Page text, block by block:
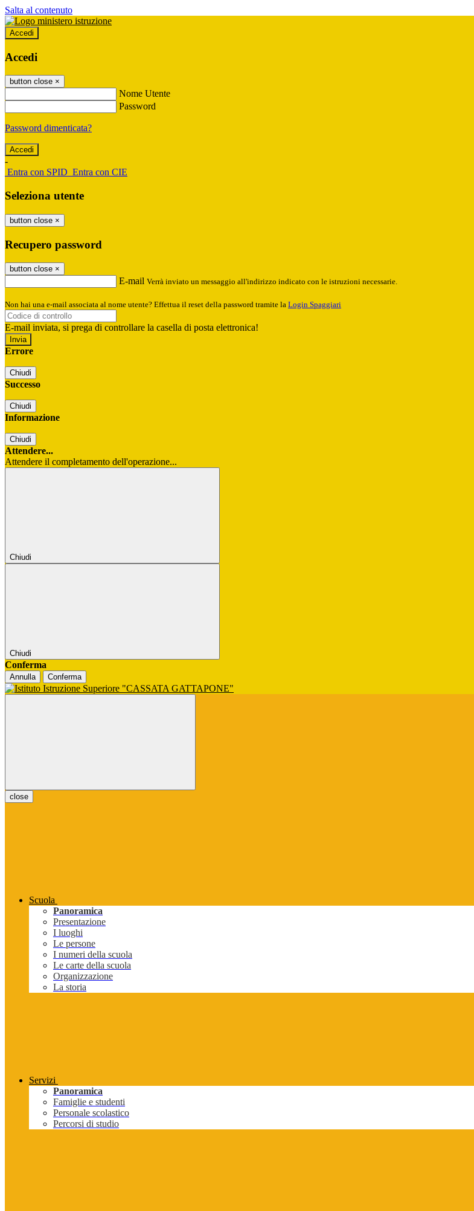
Salta al contenuto
Accedi
Accedi
button close ×
Nome Utente
Password
Password dimenticata?
-
Entra con SPID Entra con CIE
Seleziona utente
button close ×
Recupero password
button close ×
E-mail Verrà inviato un messaggio all'indirizzo indicato con le istruzioni necessarie.
Non hai una e-mail associata al nome utente? Effettua il reset della password tramite la Login Spaggiari
E-mail inviata, si prega di controllare la casella di posta elettronica!
Errore
Chiudi
Successo
Chiudi
Informazione
Chiudi
Attendere...
Attendere il completamento dell'operazione...
Chiudi
Chiudi
Conferma
Annulla Conferma
close
Scuola
Panoramica
Presentazione
I luoghi
Le persone
I numeri della scuola
Le carte della scuola
Organizzazione
La storia
Servizi
Panoramica
Famiglie e studenti
Personale scolastico
Percorsi di studio